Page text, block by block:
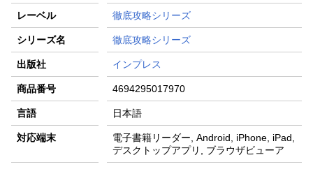
レーベル 徹底攻略シリーズ
シリーズ名 徹底攻略シリーズ
出版社 インプレス
商品番号 4694295017970
言語 日本語
対応端末
電子書籍リーダー, Android, iPhone, iPad,
デスクトップアプリ, ブラウザビューア